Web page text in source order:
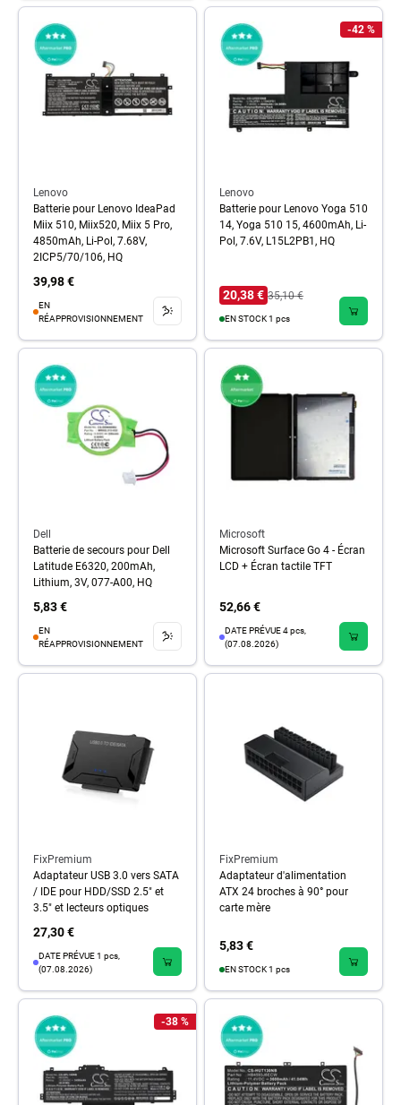
Lenovo
Batterie pour Lenovo IdeaPad
Miix 510, Miix520, Miix 5 Pro,
4850mAh, Li-Pol, 7.68V,
2ICP5/70/106, HQ
39,98 €
EN
RÉAPPROVISIONNEMENT
-42 %
Lenovo
Batterie pour Lenovo Yoga 510
14, Yoga 510 15, 4600mAh, Li-
Pol, 7.6V, L15L2PB1, HQ
20,38 € 35,10 €
EN STOCK 1 pcs
Dell
Batterie de secours pour Dell
Latitude E6320, 200mAh,
Lithium, 3V, 077-A00, HQ
5,83 €
EN
RÉAPPROVISIONNEMENT
Microsoft
Microsoft Surface Go 4 - Écran
LCD + Écran tactile TFT
52,66 €
DATE PRÉVUE 4 pcs,
(07.08.2026)
FixPremium
Adaptateur USB 3.0 vers SATA
/ IDE pour HDD/SSD 2.5" et
3.5" et lecteurs optiques
27,30 €
DATE PRÉVUE 1 pcs,
(07.08.2026)
FixPremium
Adaptateur d'alimentation
ATX 24 broches à 90° pour
carte mère
5,83 €
EN STOCK 1 pcs
-38 %